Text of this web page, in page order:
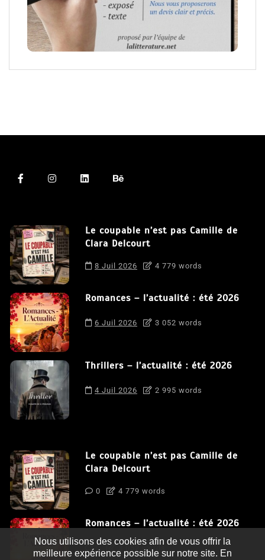
Le coupable n’est pas Camille de
Clara Delcourt
8 Juil 2026 4 779 words
Romances – l’actualité : été 2026
6 Juil 2026 3 052 words
Thrillers – l’actualité : été 2026
4 Juil 2026 2 995 words
Le coupable n’est pas Camille de
Clara Delcourt
0 4 779 words
Romances – l’actualité : été 2026
0 3 052 words
Nous utilisons des cookies afin de vous offrir la
meilleure expérience possible sur notre site. En